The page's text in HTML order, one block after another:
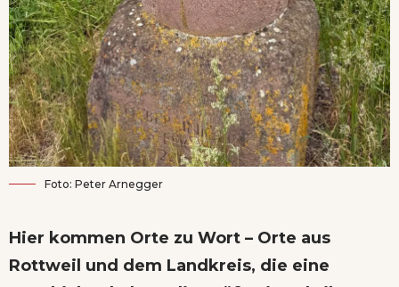
Foto: Peter Arnegger
Hier kommen Orte zu Wort – Orte aus
Rottweil und dem Landkreis, die eine